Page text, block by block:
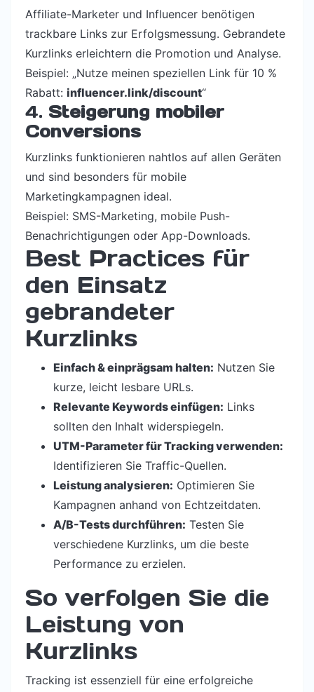
Affiliate-Marketer und Influencer benötigen
trackbare Links zur Erfolgsmessung. Gebrandete
Kurzlinks erleichtern die Promotion und Analyse.
Beispiel: „Nutze meinen speziellen Link für 10 %
Rabatt: influencer.link/discount“
4. Steigerung mobiler
Conversions
Kurzlinks funktionieren nahtlos auf allen Geräten
und sind besonders für mobile
Marketingkampagnen ideal.
Beispiel: SMS-Marketing, mobile Push-
Benachrichtigungen oder App-Downloads.
Best Practices für
den Einsatz
gebrandeter
Kurzlinks
Einfach & einprägsam halten: Nutzen Sie
kurze, leicht lesbare URLs.
Relevante Keywords einfügen: Links
sollten den Inhalt widerspiegeln.
UTM-Parameter für Tracking verwenden:
Identifizieren Sie Traffic-Quellen.
Leistung analysieren: Optimieren Sie
Kampagnen anhand von Echtzeitdaten.
A/B-Tests durchführen: Testen Sie
verschiedene Kurzlinks, um die beste
Performance zu erzielen.
So verfolgen Sie die
Leistung von
Kurzlinks
Tracking ist essenziell für eine erfolgreiche